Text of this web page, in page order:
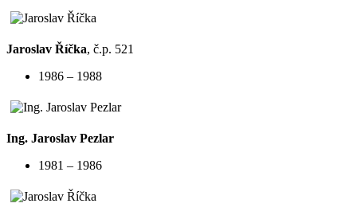
Jaroslav Říčka, č.p. 521
1986 – 1988
Ing. Jaroslav Pezlar
1981 – 1986